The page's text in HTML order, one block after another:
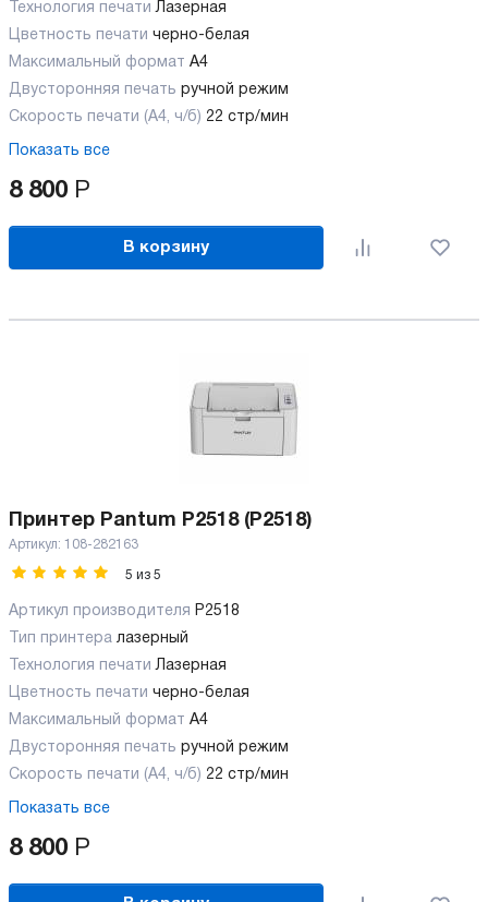
Технология печати Лазерная
Цветность печати черно-белая
Максимальный формат А4
Двусторонняя печать ручной режим
Скорость печати (А4, ч/б) 22 стр/мин
Показать все
8 800 Р
В корзину
Принтер Pantum P2518 (P2518)
Артикул: 108-282163
5 из 5
Артикул производителя P2518
Тип принтера лазерный
Технология печати Лазерная
Цветность печати черно-белая
Максимальный формат А4
Двусторонняя печать ручной режим
Скорость печати (А4, ч/б) 22 стр/мин
Показать все
8 800 Р